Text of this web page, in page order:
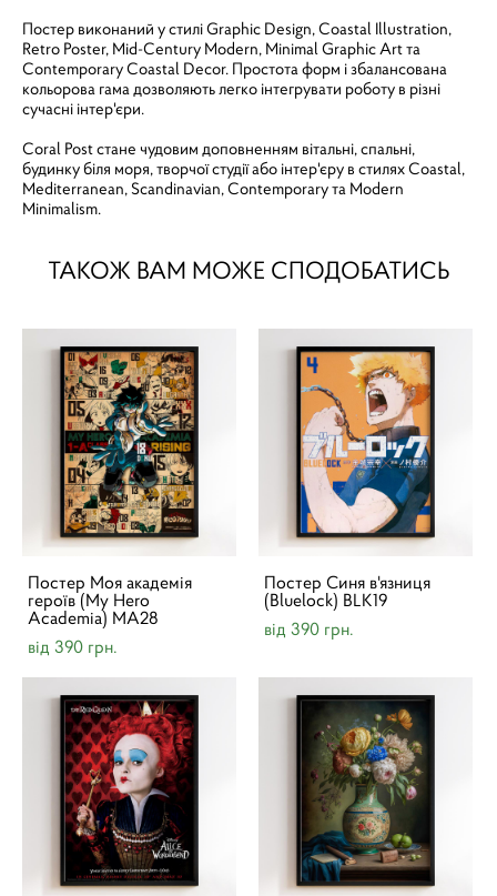
Постер виконаний у стилі Graphic Design, Coastal Illustration,
Retro Poster, Mid-Century Modern, Minimal Graphic Art та
Contemporary Coastal Decor. Простота форм і збалансована
кольорова гама дозволяють легко інтегрувати роботу в різні
сучасні інтер'єри.
Coral Post стане чудовим доповненням вітальні, спальні,
будинку біля моря, творчої студії або інтер'єру в стилях Coastal,
Mediterranean, Scandinavian, Contemporary та Modern
Minimalism.
ТАКОЖ ВАМ МОЖЕ СПОДОБАТИСЬ
Постер Моя академія
героїв (My Hero
Academia) MA28
від 390 грн.
Постер Синя в'язниця
(Bluelock) BLK19
від 390 грн.